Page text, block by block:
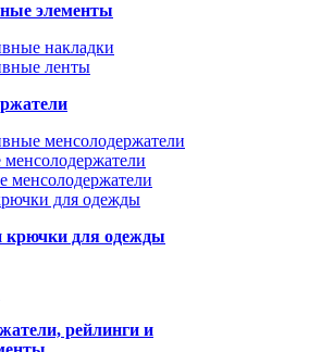
элементы
накладки
ленты
менсолодержатели
менсолодержатели
крючки для одежды
рейлинги и